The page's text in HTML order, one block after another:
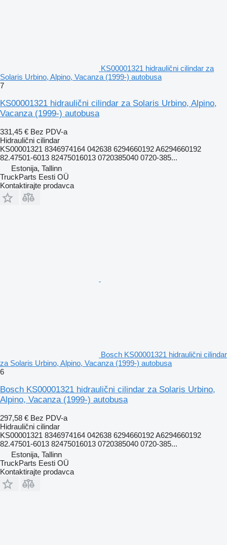
KS00001321 hidraulični cilindar za
Solaris Urbino, Alpino, Vacanza (1999-) autobusa
7
KS00001321 hidraulični cilindar za Solaris Urbino, Alpino,
Vacanza (1999-) autobusa
331,45 € Bez PDV-a
Hidraulični cilindar
KS00001321 8346974164 042638 6294660192 A6294660192
82.47501-6013 82475016013 0720385040 0720-385...
Estonija, Tallinn
TruckParts Eesti OÜ
Kontaktirajte prodavca
Bosch KS00001321 hidraulični cilindar
za Solaris Urbino, Alpino, Vacanza (1999-) autobusa
6
Bosch KS00001321 hidraulični cilindar za Solaris Urbino,
Alpino, Vacanza (1999-) autobusa
297,58 € Bez PDV-a
Hidraulični cilindar
KS00001321 8346974164 042638 6294660192 A6294660192
82.47501-6013 82475016013 0720385040 0720-385...
Estonija, Tallinn
TruckParts Eesti OÜ
Kontaktirajte prodavca